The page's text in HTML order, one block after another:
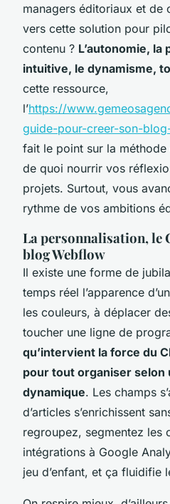
managers éditoriaux et de
vers cette solution pour
contenu ? L’autonomie, la
intuitive, le dynamisme,
cette ressource,
l’https://
guide-pour-creer-son-
fait le point sur la méthode
de quoi nourrir vos
projets. Surtout, vous
rythme de vos ambitions
La personnalisation, le
blog Webflow
Il existe une forme de
temps réel l’apparence
les couleurs, à déplacer
toucher une ligne de
qu’intervient la force du
pour tout organiser selon
dynamique. Les champs
d’articles s’enrichissent
regroupez, segmentez les
intégrations à Google
jeu d’enfant, et ça fluidifie